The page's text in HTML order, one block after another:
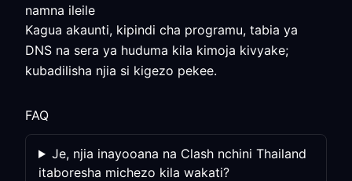
namna ileile
Kagua akaunti, kipindi cha programu, tabia ya
DNS na sera ya huduma kila kimoja kivyake;
kubadilisha njia si kigezo pekee.
FAQ
Je, njia inayooana na Clash nchini Thailand
itaboresha michezo kila wakati?